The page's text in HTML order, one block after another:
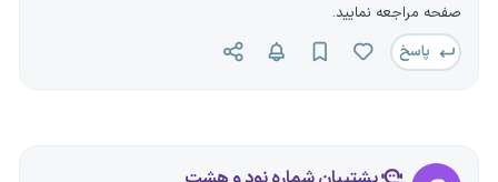
صفحه مراجعه نمایید.
پاسخ